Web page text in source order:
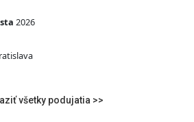
2026
všetky podujatia >>